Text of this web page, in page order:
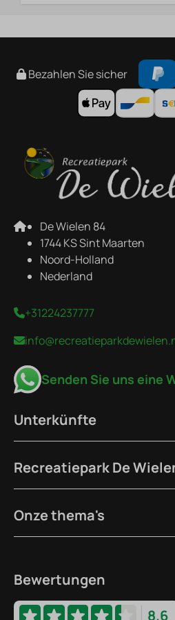
Bezahlen Sie sicher
De Wielen 84
1744 KS Sint Maarten
Noord-Holland
Nederland
+31224237777
Senden Sie uns eine
Unterkünfte
Recreatiepark De
Onze thema's
Bewertungen
8.6